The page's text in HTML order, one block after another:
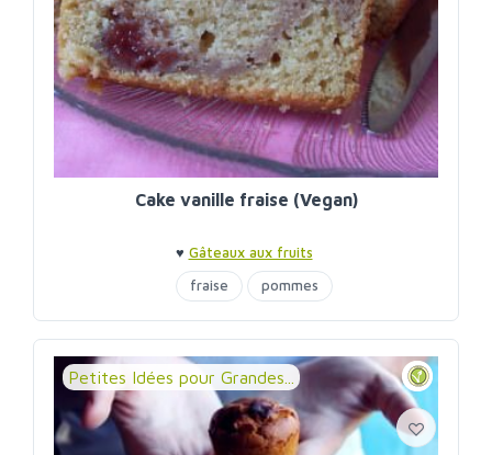
Cake vanille fraise (Vegan)
♥ Gâteaux aux fruits
fraise
pommes
Petites Idées pour Grandes...